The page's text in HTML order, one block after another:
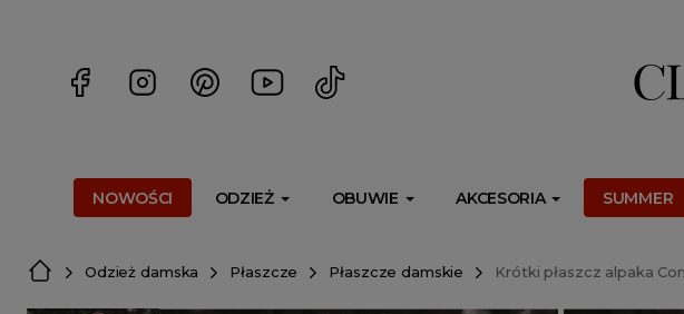
NOWOŚCI ODZIEŻ OBUWIE AKCESORIA SUMMER
Odzież damska Płaszcze Płaszcze damskie Krótki płaszcz alpaka